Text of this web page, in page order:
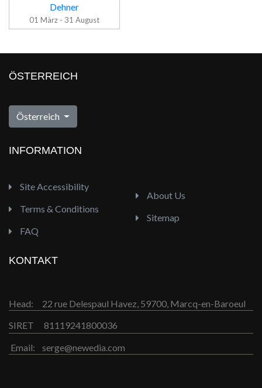
Dehner
01 März - 31 August
ÖSTERREICH
Österreich
INFORMATION
Site Accessibility
Terms & Conditions
FAQ
About Us
Sitemap
KONTAKT
Head:
22 rue Delespaul Havez, 59700, Marcq-en-Baroeul
SIRET
81119241800036
Email:
serge@newedia.com